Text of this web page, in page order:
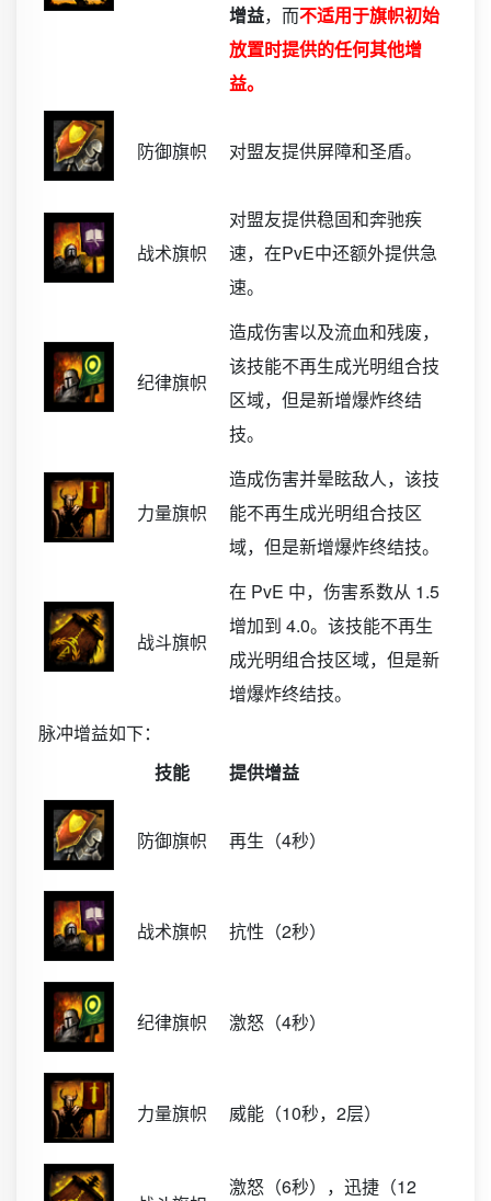
增益，而不适用于旗帜初始
放置时提供的任何其他增
益。
防御旗帜 对盟友提供屏障和圣盾。
战术旗帜
对盟友提供稳固和奔驰疾
速，在PvE中还额外提供急
速。
纪律旗帜
造成伤害以及流血和残废，
该技能不再生成光明组合技
区域，但是新增爆炸终结
技。
力量旗帜
造成伤害并晕眩敌人，该技
能不再生成光明组合技区
域，但是新增爆炸终结技。
战斗旗帜
在 PvE 中，伤害系数从 1.5
增加到 4.0。该技能不再生
成光明组合技区域，但是新
增爆炸终结技。
脉冲增益如下：
技能
提供增益
防御旗帜 再生（4秒）
战术旗帜 抗性（2秒）
纪律旗帜 激怒（4秒）
力量旗帜 威能（10秒，2层）
激怒（6秒），迅捷（12